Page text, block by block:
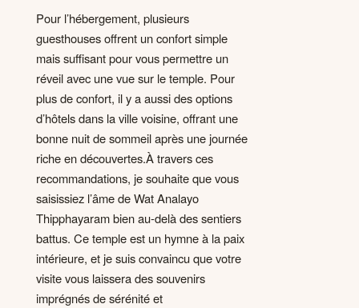
Pour l’hébergement, plusieurs
guesthouses offrent un confort simple
mais suffisant pour vous permettre un
réveil avec une vue sur le temple. Pour
plus de confort, il y a aussi des options
d’hôtels dans la ville voisine, offrant une
bonne nuit de sommeil après une journée
riche en découvertes.À travers ces
recommandations, je souhaite que vous
saisissiez l’âme de Wat Analayo
Thipphayaram bien au-delà des sentiers
battus. Ce temple est un hymne à la paix
intérieure, et je suis convaincu que votre
visite vous laissera des souvenirs
imprégnés de sérénité et